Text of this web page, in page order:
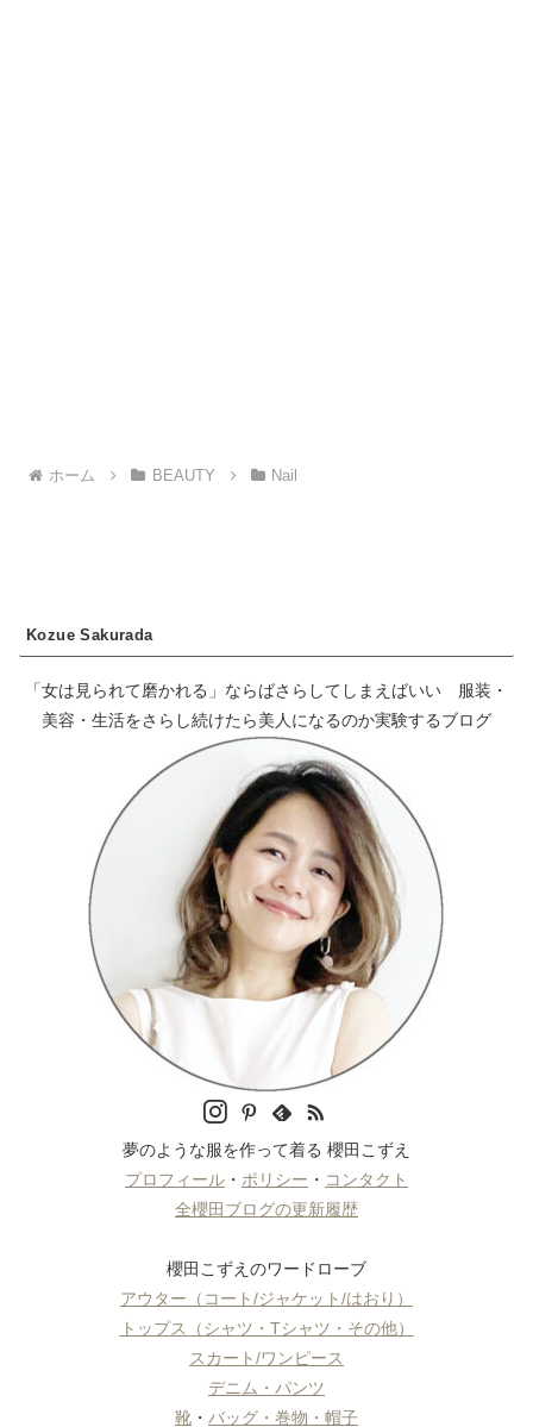
ホーム BEAUTY Nail
Kozue Sakurada
「女は見られて磨かれる」ならばさらしてしまえばいい 服装・
美容・生活をさらし続けたら美人になるのか実験するブログ
夢のような服を作って着る 櫻田こずえ
プロフィール ・ ポリシー ・ コンタクト
全櫻田ブログの更新履歴
櫻田こずえのワードローブ
アウター（コート/ジャケット/はおり）
トップス（シャツ・Tシャツ・その他）
スカート/ワンピース
デニム・パンツ
靴 ・ バッグ・巻物・帽子